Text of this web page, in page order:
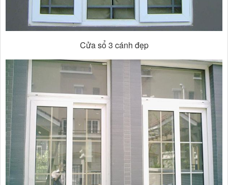
Cửa sổ 3 cánh đẹp